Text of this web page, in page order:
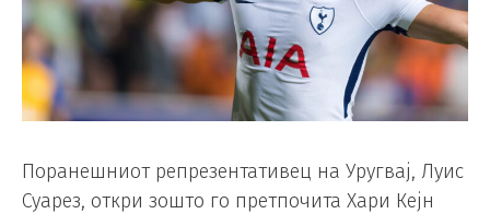
Поранешниот репрезентативец на Уругвај, Луис
Суарез, откри зошто го претпочита Хари Кејн